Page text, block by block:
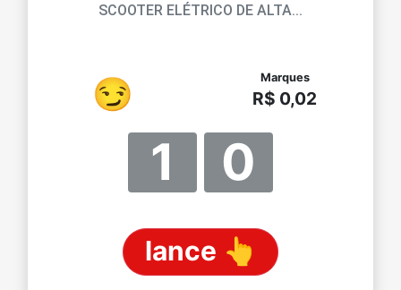
SCOOTER ELÉTRICO DE ALTA...
😏 Marques
R$ 0,02
1 0
lance 👆